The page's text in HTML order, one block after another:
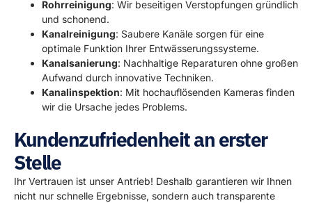
Rohrreinigung: Wir beseitigen Verstopfungen gründlich
und schonend.
Kanalreinigung: Saubere Kanäle sorgen für eine
optimale Funktion Ihrer Entwässerungssysteme.
Kanalsanierung: Nachhaltige Reparaturen ohne großen
Aufwand durch innovative Techniken.
Kanalinspektion: Mit hochauflösenden Kameras finden
wir die Ursache jedes Problems.
Kundenzufriedenheit an erster
Stelle
Ihr Vertrauen ist unser Antrieb! Deshalb garantieren wir Ihnen
nicht nur schnelle Ergebnisse, sondern auch transparente